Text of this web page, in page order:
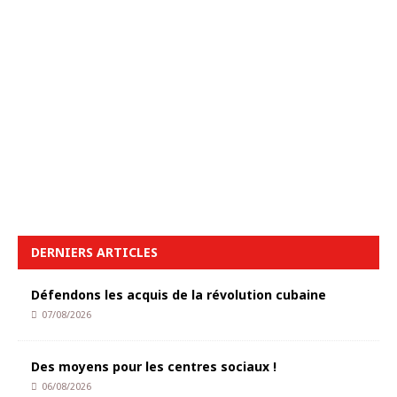
DERNIERS ARTICLES
Défendons les acquis de la révolution cubaine
07/08/2026
Des moyens pour les centres sociaux !
06/08/2026